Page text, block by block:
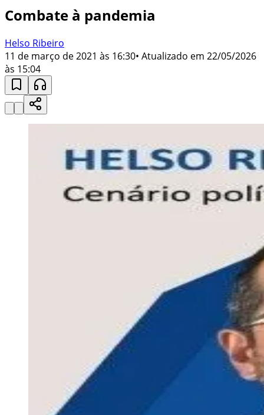
Combate à pandemia
Helso Ribeiro
11 de março de 2021 às 16:30• Atualizado em 22/05/2026
às 15:04